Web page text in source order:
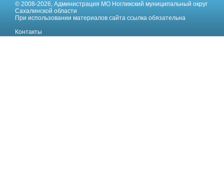
© 2008-2026,Администрация МО Ногликский муниципальный округ
Сахалинской области
При использовании материалов сайта ссылка обязательна
Контакты